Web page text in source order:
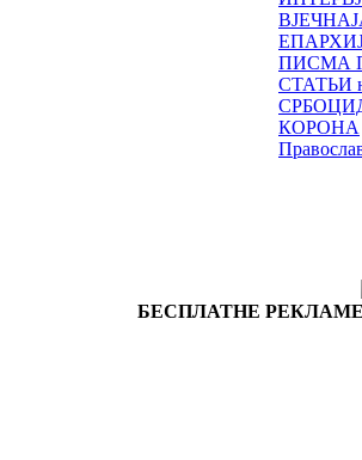
ПИСМА
СТАТЬИ
КОРОНА
БЕСПЛАТНЕ